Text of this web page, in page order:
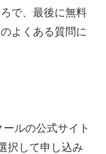
で、最後に無料
よくある質問に
ールの公式サイト
択して申し込み